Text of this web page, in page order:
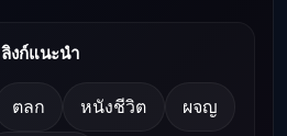
ลิงก์แนะนำ
ตลก หนังชีวิต ผจญ